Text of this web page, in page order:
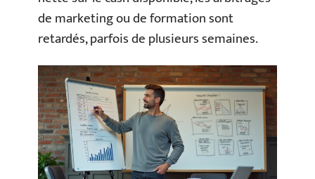
de marketing ou de formation sont
retardés, parfois de plusieurs semaines.